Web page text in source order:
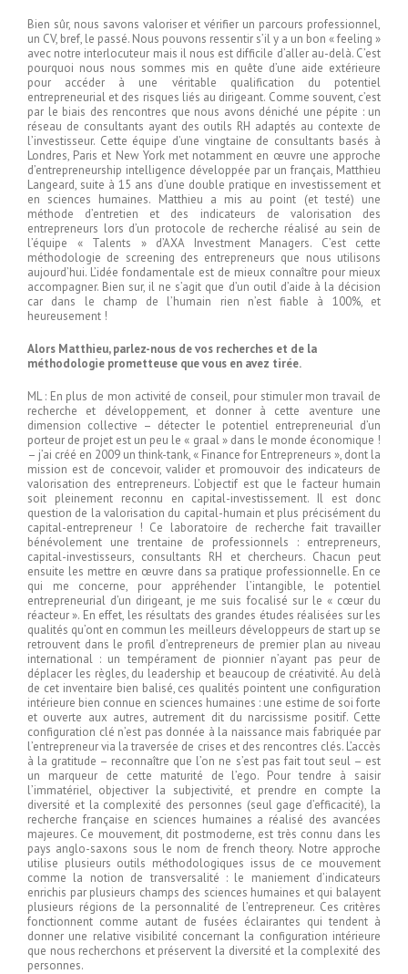
Bien sûr, nous savons valoriser et vérifier un parcours professionnel,
un CV, bref, le passé. Nous pouvons ressentir s’il y a un bon « feeling »
avec notre interlocuteur mais il nous est difficile d’aller au-delà. C’est
pourquoi nous nous sommes mis en quête d’une aide extérieure
pour accéder à une véritable qualification du potentiel
entrepreneurial et des risques liés au dirigeant. Comme souvent, c’est
par le biais des rencontres que nous avons déniché une pépite : un
réseau de consultants ayant des outils RH adaptés au contexte de
l’investisseur. Cette équipe d’une vingtaine de consultants basés à
Londres, Paris et New York met notamment en œuvre une approche
d’entrepreneurship intelligence développée par un français, Matthieu
Langeard, suite à 15 ans d’une double pratique en investissement et
en sciences humaines. Matthieu a mis au point (et testé) une
méthode d’entretien et des indicateurs de valorisation des
entrepreneurs lors d’un protocole de recherche réalisé au sein de
l’équipe « Talents » d’AXA Investment Managers. C’est cette
méthodologie de screening des entrepreneurs que nous utilisons
aujourd’hui. L’idée fondamentale est de mieux connaître pour mieux
accompagner. Bien sur, il ne s’agit que d’un outil d’aide à la décision
car dans le champ de l’humain rien n’est fiable à 100%, et
heureusement !
Alors Matthieu, parlez-nous de vos recherches et de la
méthodologie prometteuse que vous en avez tirée.
ML : En plus de mon activité de conseil, pour stimuler mon travail de
recherche et développement, et donner à cette aventure une
dimension collective – détecter le potentiel entrepreneurial d’un
porteur de projet est un peu le « graal » dans le monde économique !
– j’ai créé en 2009 un think-tank, « Finance for Entrepreneurs », dont la
mission est de concevoir, valider et promouvoir des indicateurs de
valorisation des entrepreneurs. L’objectif est que le facteur humain
soit pleinement reconnu en capital-investissement. Il est donc
question de la valorisation du capital-humain et plus précisément du
capital-entrepreneur ! Ce laboratoire de recherche fait travailler
bénévolement une trentaine de professionnels : entrepreneurs,
capital-investisseurs, consultants RH et chercheurs. Chacun peut
ensuite les mettre en œuvre dans sa pratique professionnelle. En ce
qui me concerne, pour appréhender l’intangible, le potentiel
entrepreneurial d’un dirigeant, je me suis focalisé sur le « cœur du
réacteur ». En effet, les résultats des grandes études réalisées sur les
qualités qu’ont en commun les meilleurs développeurs de start up se
retrouvent dans le profil d’entrepreneurs de premier plan au niveau
international : un tempérament de pionnier n’ayant pas peur de
déplacer les règles, du leadership et beaucoup de créativité. Au delà
de cet inventaire bien balisé, ces qualités pointent une configuration
intérieure bien connue en sciences humaines : une estime de soi forte
et ouverte aux autres, autrement dit du narcissisme positif. Cette
configuration clé n’est pas donnée à la naissance mais fabriquée par
l’entrepreneur via la traversée de crises et des rencontres clés. L’accès
à la gratitude – reconnaître que l’on ne s’est pas fait tout seul – est
un marqueur de cette maturité de l’ego. Pour tendre à saisir
l’immatériel, objectiver la subjectivité, et prendre en compte la
diversité et la complexité des personnes (seul gage d’efficacité), la
recherche française en sciences humaines a réalisé des avancées
majeures. Ce mouvement, dit postmoderne, est très connu dans les
pays anglo-saxons sous le nom de french theory. Notre approche
utilise plusieurs outils méthodologiques issus de ce mouvement
comme la notion de transversalité : le maniement d’indicateurs
enrichis par plusieurs champs des sciences humaines et qui balayent
plusieurs régions de la personnalité de l’entrepreneur. Ces critères
fonctionnent comme autant de fusées éclairantes qui tendent à
donner une relative visibilité concernant la configuration intérieure
que nous recherchons et préservent la diversité et la complexité des
personnes.